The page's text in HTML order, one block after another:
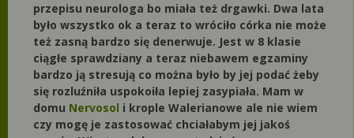
przepisu neurologa bo miała też drgawki. Dwa lata
było wszystko ok a teraz to wróciło córka nie może
też zasną bardzo się denerwuje. Jest w 8 klasie
ciągłe sprawdziany a teraz niebawem egzaminy
bardzo ją stresują co można było by jej podać żeby
się rozluźniła uspokoiła lepiej zasypiała. Mam w
domu Nervosol i krople Walerianowe ale nie wiem
czy mogę je zastosować chciałabym jej jakoś